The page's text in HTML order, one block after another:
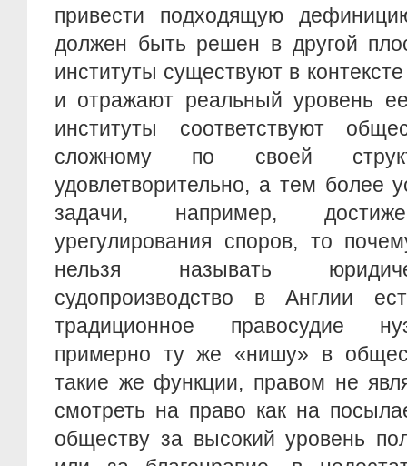
привести подходящую
должен быть решен в другой
институты существуют в
и отражают реальный уровень
институты соответствуют
сложному по своей
удовлетворительно, а тем более
задачи, например,
урегулирования споров, то
нельзя называть
судопроизводство в Англии
традиционное правосудие
примерно ту же «нишу» в
такие же функции, правом не
смотреть на право как на
обществу за высокий уровень